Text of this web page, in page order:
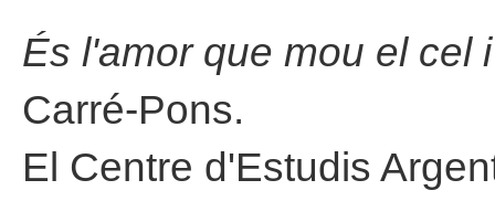
És l'amor que mou el cel
Carré-Pons.
El Centre d'Estudis